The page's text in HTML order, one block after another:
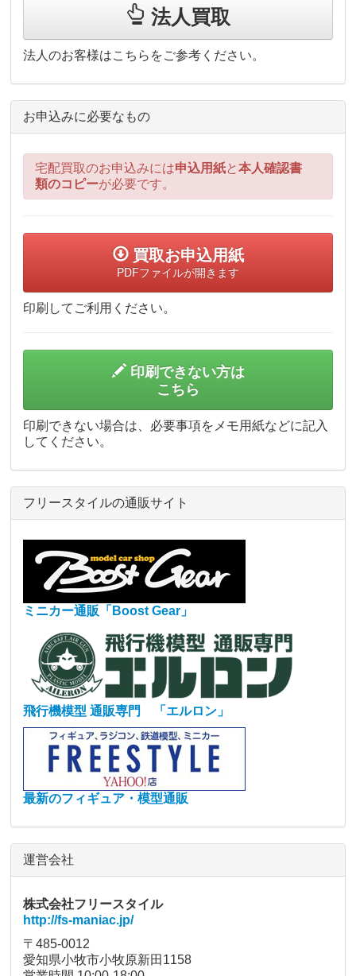
法人買取
法人のお客様はこちらをご参考ください。
お申込みに必要なもの
宅配買取のお申込みには申込用紙と本人確認書
類のコピーが必要です。
買取お申込用紙
PDFファイルが開きます
印刷してご利用ください。
印刷できない方は
こちら
印刷できない場合は、必要事項をメモ用紙などに記入
してください。
フリースタイルの通販サイト
ミニカー通販「Boost Gear」
飛行機模型 通販専門 「エルロン」
最新のフィギュア・模型通販
運営会社
株式会社フリースタイル
http://fs-maniac.jp/
〒485-0012
愛知県小牧市小牧原新田1158